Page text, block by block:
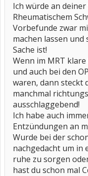
Ich würde an
Rheumatischem
Vorbefunde zwar
machen lassen
Sache ist!
Wenn im MRT
und auch bei den
waren, dann steckt
manchmal
ausschlaggebend!
Ich habe auch
Entzündungen an
Wurde bei der
nachgedacht um in
ruhe zu sorgen
hast du schon mal